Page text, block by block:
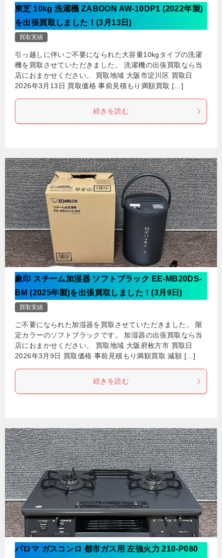
東芝 10kg 洗濯機 ZABOON AW-10DP1 (2022年製)
を出張買取しました！(3月13日)
買取実績
引っ越しに伴いご不要になられた大容量10kgタイプの洗濯
機を買取させていただきました。 洗濯機の出張買取なら当
店におまかせください。 買取地域 大阪市淀川区 買取日
2026年3月13日 買取価格 事前見積もり満額買取 […]
続きを読む
象印 スチーム加湿器 ソフトブラック EE-MB20DS-
BM (2025年製)を出張買取しました！(3月9日)
買取実績
ご不要になられた加湿器を買取させていただきました。 限
定カラーのソフトブラックです。 加湿器の出張買取なら当
店におまかせください。 買取地域 大阪府枚方市 買取日
2026年3月9日 買取価格 事前見積もり満額買取 減額 […]
続きを読む
パロマ ガスコンロ 都市ガス用 左強火力 210-P080